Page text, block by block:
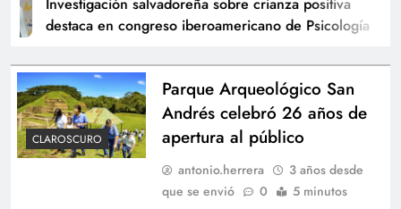
destaca en congreso iberoamericano de Psicología
CLAROSCURO
Parque Arqueológico San
Andrés celebró 26 años de
apertura al público
antonio.herrera
3 años desde
que se envió
0 5 minutos